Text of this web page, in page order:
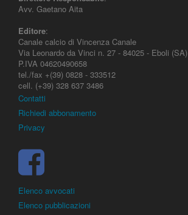
Avv. Gaetano Aita
Editore:
Canale calcio di Vincenza Canale
Via Leonardo da Vinci n. 27 - 84025 - Eboli (SA)
P.IVA 04620490658
tel./fax +(39) 0828 - 333512
cell. (+39) 328 637 3486
Contatti
Richiedi abbonamento
Privacy
Elenco avvocati
Elenco pubblicazioni